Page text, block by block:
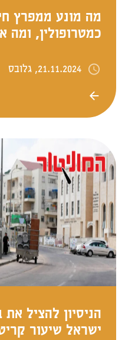
מה מונע ממפרץ
כמטרופולין,
21.11.2024, גלובס
הניסיון להציל
ישראל שיעור